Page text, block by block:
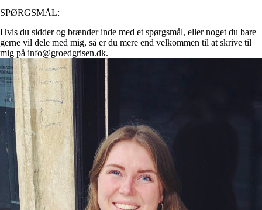
SPØRGSMÅL:
Hvis du sidder og brænder inde med et spørgsmål, eller noget du bare
gerne vil dele med mig, så er du mere end velkommen til at skrive til
mig på info@groedgrisen.dk.